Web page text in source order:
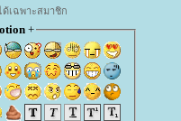
ด้เฉพาะสมาชิก
+